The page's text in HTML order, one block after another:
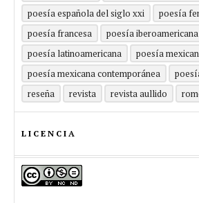
poesía española del siglo xxi
poesía
poesía francesa
poesía iberoamericana
poesía latinoamericana
poesía
poesía mexicana contemporánea
reseña
revista revista aullido
LICENCIA